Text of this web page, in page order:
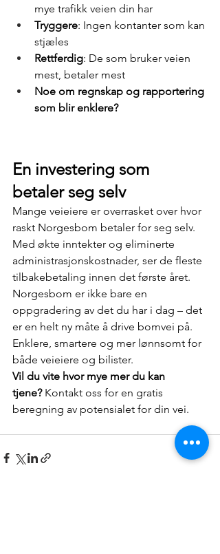
mye trafikk veien din har
Tryggere: Ingen kontanter som kan
stjæles
Rettferdig: De som bruker veien
mest, betaler mest
Noe om regnskap og rapportering
som blir enklere?
En investering som
betaler seg selv
Mange veieiere er overrasket over hvor
raskt Norgesbom betaler for seg selv.
Med økte inntekter og eliminerte
administrasjonskostnader, ser de fleste
tilbakebetaling innen det første året.
Norgesbom er ikke bare en
oppgradering av det du har i dag – det
er en helt ny måte å drive bomvei på.
Enklere, smartere og mer lønnsomt for
både veieiere og bilister.
Vil du vite hvor mye mer du kan
tjene? Kontakt oss for en gratis
beregning av potensialet for din vei.